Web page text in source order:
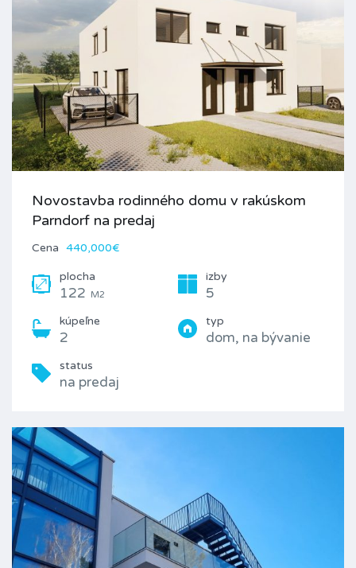
Novostavba rodinného domu v rakúskom
Parndorf na predaj
Cena 440,000€
plocha
122 M2
izby
5
kúpeľne
2
typ
dom, na bývanie
status
na predaj